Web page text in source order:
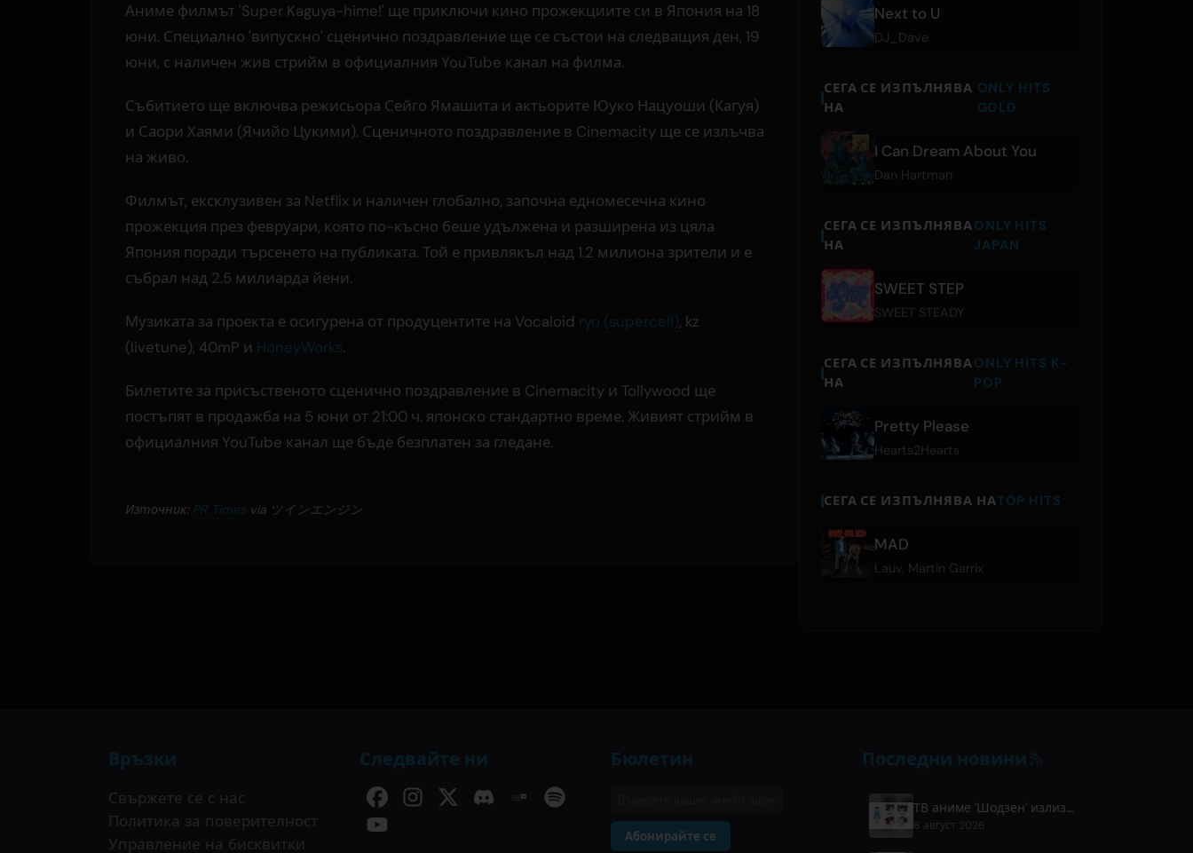
Аниме филмът 'Super Kaguya-hime!' ще приключи кино прожекциите си в Япония на 18
юни. Специално 'випускно' сценично поздравление ще се състои на следващия ден, 19
юни, с наличен жив стрийм в официалния YouTube канал на филма.
Събитието ще включва режисьора Сейго Ямашита и актьорите Юуко Нацуоши (Кагуя)
и Саори Хаями (Ячийо Цукими). Сценичното поздравление в Cinemacity ще се излъчва
на живо.
Филмът, ексклузивен за Netflix и наличен глобално, започна едномесечна кино
прожекция през февруари, която по-късно беше удължена и разширена из цяла
Япония поради търсенето на публиката. Той е привлякъл над 1.2 милиона зрители и е
събрал над 2.5 милиарда йени.
Музиката за проекта е осигурена от продуцентите на Vocaloid ryo (supercell), kz
(livetune), 40mP и HoneyWorks.
Билетите за присъственото сценично поздравление в Cinemacity и Tollywood ще
постъпят в продажба на 5 юни от 21:00 ч. японско стандартно време. Живият стрийм в
официалния YouTube канал ще бъде безплатен за гледане.
Източник: PR Times via ツインエンジン
Next to U
DJ_Dave
СЕГА СЕ ИЗПЪЛНЯВА
НА
ONLY HITS
GOLD
I Can Dream About You
Dan Hartman
СЕГА СЕ ИЗПЪЛНЯВА
НА
ONLY HITS
JAPAN
SWEET STEP
SWEET STEADY
СЕГА СЕ ИЗПЪЛНЯВА
НА
ONLY HITS K-
POP
Pretty Please
Hearts2Hearts
СЕГА СЕ ИЗПЪЛНЯВА НАTOP HITS
MAD
Lauv Martin Garrix
Връзки
Свържете се с нас
Политика за поверителност
Управление на бисквитки
Следвайте ни Бюлетин
Абонирайте се
Последни новини
ТВ аниме 'Шодзен' излиза през април 2027 г. по Fuji TV
6 август 2026